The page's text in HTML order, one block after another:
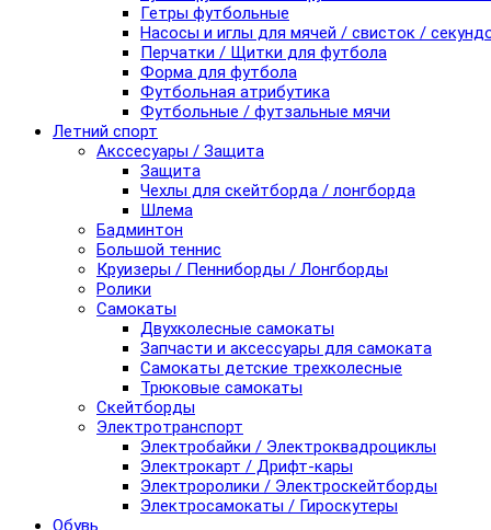
Гетры футбольные
Насосы и иглы для мячей / свисток /
Перчатки / Щитки для футбола
Форма для футбола
Футбольная атрибутика
Футбольные / футзальные мячи
Летний спорт
Акссесуары / Защита
Защита
Чехлы для скейтборда / лонгборда
Шлема
Бадминтон
Большой теннис
Круизеры / Пенниборды / Лонгборды
Ролики
Самокаты
Двухколесные самокаты
Запчасти и аксессуары для самоката
Самокаты детские трехколесные
Трюковые самокаты
Скейтборды
Электротранспорт
Электробайки / Электроквадроциклы
Электрокарт / Дрифт-кары
Электроролики / Электроскейтборды
Электросамокаты / Гироскутеры
Обувь